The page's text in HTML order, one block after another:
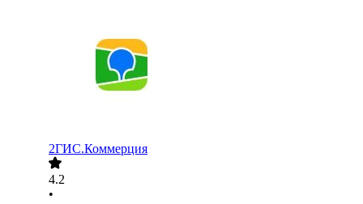
2ГИС.Коммерция
4.2
•